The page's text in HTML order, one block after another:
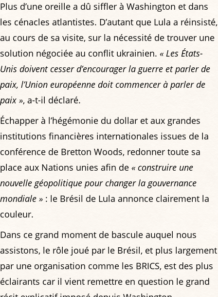
Plus d’une oreille a dû siffler à Washington et dans
les cénacles atlantistes. D’autant que Lula a réinsisté,
au cours de sa visite, sur la nécessité de trouver une
solution négociée au conflit ukrainien. « Les États-
Unis doivent cesser d’encourager la guerre et parler de
paix, l’Union européenne doit commencer à parler de
paix », a-t-il déclaré.
Échapper à l’hégémonie du dollar et aux grandes
institutions financières internationales issues de la
conférence de Bretton Woods, redonner toute sa
place aux Nations unies afin de « construire une
nouvelle géopolitique pour changer la gouvernance
mondiale » : le Brésil de Lula annonce clairement la
couleur.
Dans ce grand moment de bascule auquel nous
assistons, le rôle joué par le Brésil, et plus largement
par une organisation comme les BRICS, est des plus
éclairants car il vient remettre en question le grand